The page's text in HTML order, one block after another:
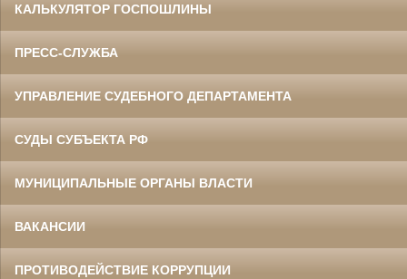
КАЛЬКУЛЯТОР ГОСПОШЛИНЫ
ПРЕСС-СЛУЖБА
УПРАВЛЕНИЕ СУДЕБНОГО ДЕПАРТАМЕНТА
СУДЫ СУБЪЕКТА РФ
МУНИЦИПАЛЬНЫЕ ОРГАНЫ ВЛАСТИ
ВАКАНСИИ
ПРОТИВОДЕЙСТВИЕ КОРРУПЦИИ